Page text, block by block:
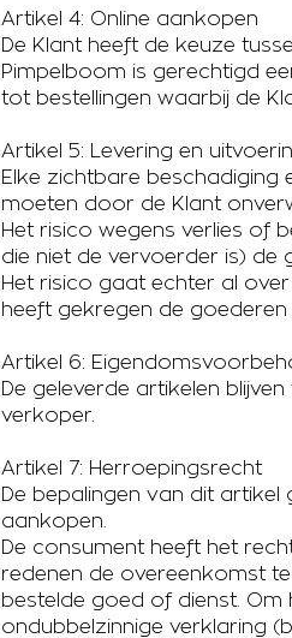
Artikel 4: Online aankopen
De Klant heeft de keuze
Pimpelboom is gerechtigd
tot bestellingen waarbij de
Artikel 5: Levering en
Elke zichtbare
moeten door de Klant
Het risico wegens verlies of
die niet de vervoerder is) de
Het risico gaat echter al
heeft gekregen de goederen
Artikel 6:
De geleverde artikelen
verkoper.
Artikel 7: Herroepingsrecht
De bepalingen van dit
aankopen.
De consument heeft het
redenen de overeenkomst
bestelde goed of dienst. Om
ondubbelzinnige verklaring